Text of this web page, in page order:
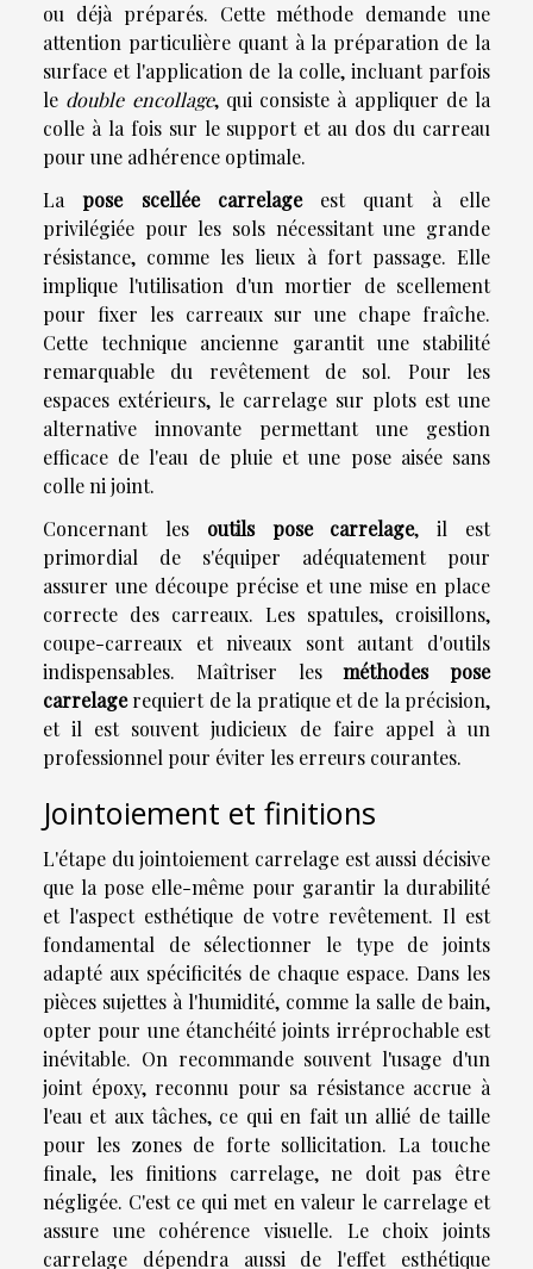
ou déjà préparés. Cette méthode demande une
attention particulière quant à la préparation de la
surface et l'application de la colle, incluant parfois
le double encollage, qui consiste à appliquer de la
colle à la fois sur le support et au dos du carreau
pour une adhérence optimale.
Lapose scellée carrelageest quant à elle
privilégiée pour les sols nécessitant une grande
résistance, comme les lieux à fort passage. Elle
implique l'utilisation d'un mortier de scellement
pour fixer les carreaux sur une chape fraîche.
Cette technique ancienne garantit une stabilité
remarquable du revêtement de sol. Pour les
espaces extérieurs, le carrelage sur plots est une
alternative innovante permettant une gestion
efficace de l'eau de pluie et une pose aisée sans
colle ni joint.
Concernant les outils pose carrelage, il est
primordial de s'équiper adéquatement pour
assurer une découpe précise et une mise en place
correcte des carreaux. Les spatules, croisillons,
coupe-carreaux et niveaux sont autant d'outils
indispensables. Maîtriser lesméthodes pose
carrelagerequiert de la pratique et de la précision,
et il est souvent judicieux de faire appel à un
professionnel pour éviter les erreurs courantes.
Jointoiement et finitions
L'étape du jointoiement carrelage est aussi décisive
que la pose elle-même pour garantir la durabilité
et l'aspect esthétique de votre revêtement. Il est
fondamental de sélectionner le type de joints
adapté aux spécificités de chaque espace. Dans les
pièces sujettes à l'humidité, comme la salle de bain,
opter pour une étanchéité joints irréprochable est
inévitable. On recommande souvent l'usage d'un
joint époxy, reconnu pour sa résistance accrue à
l'eau et aux tâches, ce qui en fait un allié de taille
pour les zones de forte sollicitation. La touche
finale, les finitions carrelage, ne doit pas être
négligée. C'est ce qui met en valeur le carrelage et
assure une cohérence visuelle. Le choix joints
carrelage dépendra aussi de l'effet esthétique